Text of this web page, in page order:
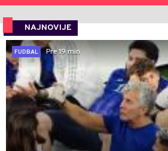
NAJNOVIJE
FUDBAL
Pre 19 min